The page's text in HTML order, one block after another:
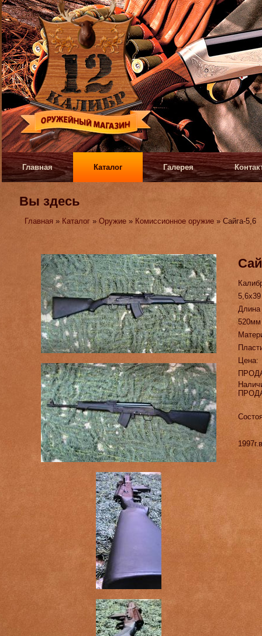
Главная Каталог Галерея
Вы здесь
Главная » Каталог »Оружие » Комиссионное оружие » Сайга-5,6
5,6х39
520мм
Цена: